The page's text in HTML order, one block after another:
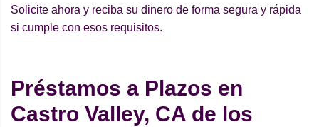
Solicite ahora y reciba su dinero de forma segura y rápida
si cumple con esos requisitos.
Préstamos a Plazos en
Castro Valley, CA de los